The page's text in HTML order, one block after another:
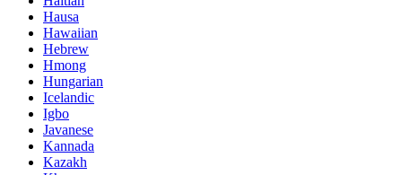
Hausa
Hawaiian
Hebrew
Hmong
Hungarian
Icelandic
Igbo
Javanese
Kannada
Kazakh